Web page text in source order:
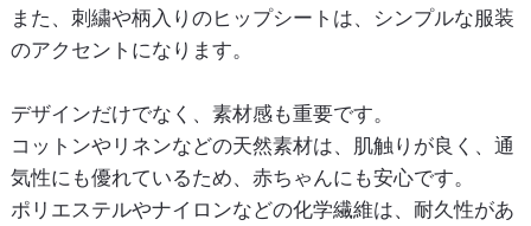
また、刺繍や柄入りのヒップシートは、シンプルな服装
のアクセントになります。
デザインだけでなく、素材感も重要です。
コットンやリネンなどの天然素材は、肌触りが良く、通
気性にも優れているため、赤ちゃんにも安心です。
ポリエステルやナイロンなどの化学繊維は、耐久性があ